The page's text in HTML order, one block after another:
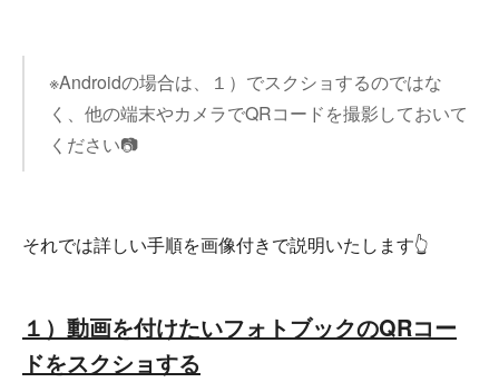
※Androidの場合は、１）でスクショするのではな
く、他の端末やカメラでQRコードを撮影しておいて
ください📷
それでは詳しい手順を画像付きで説明いたします👆
１）動画を付けたいフォトブックのQRコー
ドをスクショする